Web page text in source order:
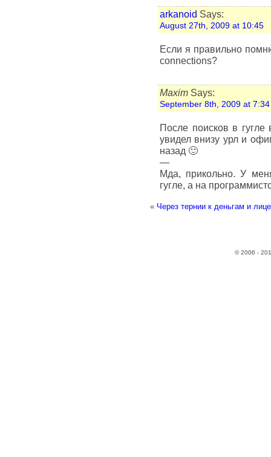
arkanoid Says:
August 27th, 2009 at 10:45
Если я правильно
connections?
Maxim Says:
September 8th, 2009 at 7:34
После поисков в
увидел внизу урл и
назад 🙂
—
Мда, прикольно. У
гугле, а на
« Через тернии к деньгам и
© 2006 -